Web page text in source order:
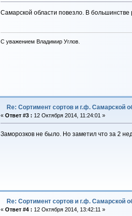
Самарской области повезло. В большинстве
С уважением Владимир Углов.
Re: Сортимент сортов и г.ф. Самарской
« Ответ #3 : 12 Октября 2014, 11:24:01 »
Заморозков не было. Но заметил что за 2
Re: Сортимент сортов и г.ф. Самарской
« Ответ #4 : 12 Октября 2014, 13:42:11 »